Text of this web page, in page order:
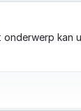
kan